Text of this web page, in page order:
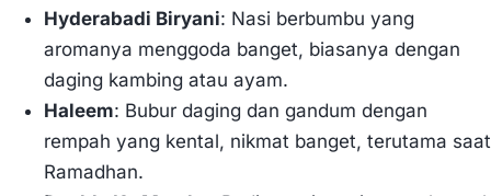
Hyderabadi Biryani: Nasi berbumbu yang
aromanya menggoda banget, biasanya dengan
daging kambing atau ayam.
Haleem: Bubur daging dan gandum dengan
rempah yang kental, nikmat banget, terutama saat
Ramadhan.